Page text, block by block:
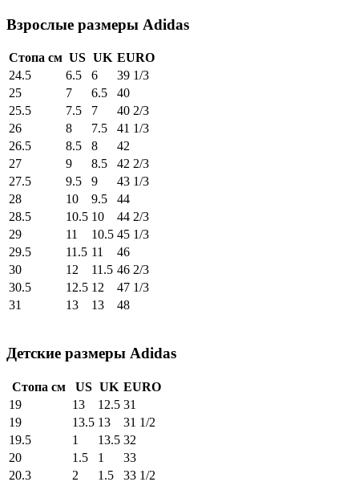
Взрослые размеры Adidas
Стопа см US UK EURO
24.5
6.5 6
39 1/3
25
7 6.5
40
25.5
7.5 7
40 2/3
26
8 7.5
41 1/3
26.5
8.5 8
42
27
9 8.5
42 2/3
27.5
9.5 9
43 1/3
28
10 9.5
44
28.5
10.5 10
44 2/3
29
11 10.5 45 1/3
29.5
11.5 11
46
30
12 11.5 46 2/3
30.5
12.5 12
47 1/3
31
13 13 48
Детские размеры Adidas
Стопа см US UK EURO
19
13 12.5 31
19
13.5 13
31 1/2
19.5
1 13.5 32
20
1.5 1
33
20.3
2 1.5
33 1/2